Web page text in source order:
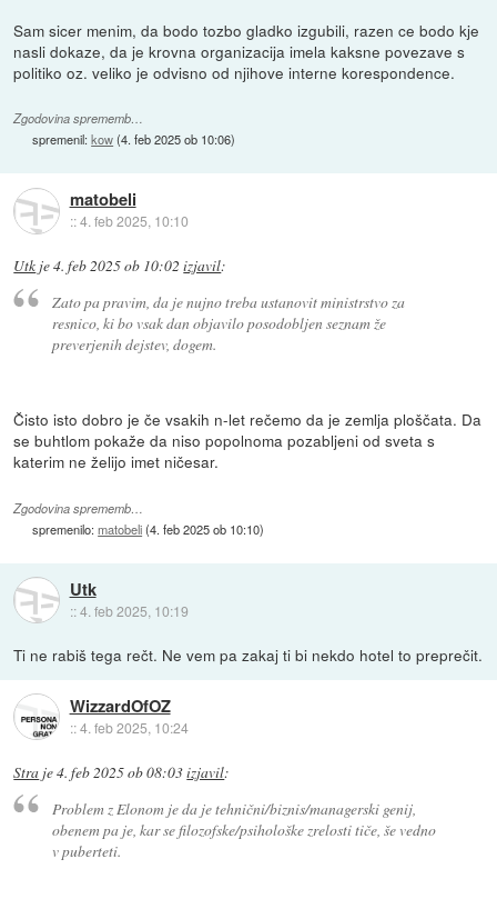
Sam sicer menim, da bodo tozbo gladko izgubili, razen ce bodo kje
nasli dokaze, da je krovna organizacija imela kaksne povezave s
politiko oz. veliko je odvisno od njihove interne korespondence.
Zgodovina sprememb…
spremenil:kow(4. feb 2025 ob 10:06)
matobeli
::4. feb 2025, 10:10
Utk je4. feb 2025 ob 10:02 izjavil:
Zato pa pravim, da je nujno treba ustanovit ministrstvo za
resnico, ki bo vsak dan objavilo posodobljen seznam že
preverjenih dejstev, dogem.
Čisto isto dobro je če vsakih n-let rečemo da je zemlja ploščata. Da
se buhtlom pokaže da niso popolnoma pozabljeni od sveta s
katerim ne želijo imet ničesar.
Zgodovina sprememb…
spremenilo:matobeli(4. feb 2025 ob 10:10)
Utk
::4. feb 2025, 10:19
Ti ne rabiš tega rečt. Ne vem pa zakaj ti bi nekdo hotel to preprečit.
WizzardOfOZ
::4. feb 2025, 10:24
Stra je4. feb 2025 ob 08:03izjavil:
Problem z Elonom je da je tehnični/biznis/managerski genij,
obenem pa je, kar se filozofske/psihološke zrelosti tiče, še vedno
v puberteti.